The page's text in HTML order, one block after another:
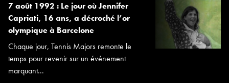
7 août 1992 : Le jour où Jennifer
Capriati, 16 ans, a décroché l’or
olympique à Barcelone
Chaque jour, Tennis Majors remonte le
temps pour revenir sur un événement
marquant...